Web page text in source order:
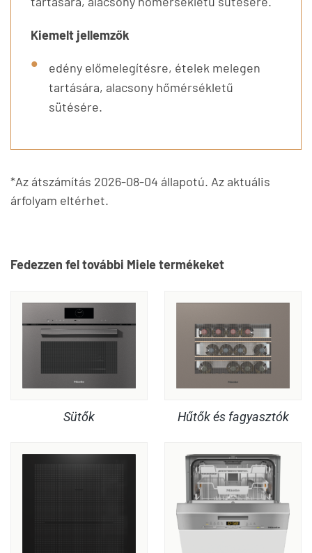
Kiemelt jellemzők
edény előmelegítésre, ételek melegen
tartására, alacsony hőmérsékletű
sütésére.
*Az átszámítás 2026-08-04 állapotú. Az aktuális
árfolyam eltérhet.
Fedezzen fel további Miele termékeket
Sütők Hűtők és fagyasztók